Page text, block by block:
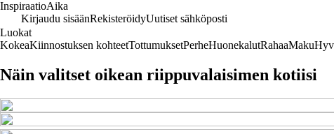
InspiraatioAika
Kirjaudu sisäänRekisteröidyUutiset sähköposti
Luokat
KokeaKiinnostuksen kohteetTottumuksetPerheHuonekalutRahaaMaku
Näin valitset oikean riippuvalaisimen kotiisi